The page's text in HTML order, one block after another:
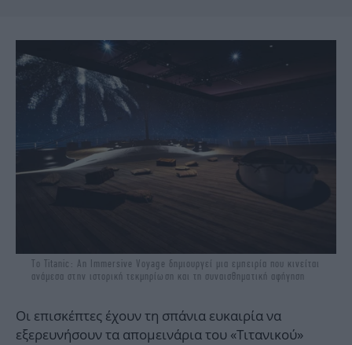
Το Titanic: An Immersive Voyage δημιουργεί μια εμπειρία που κινείται
ανάμεσα στην ιστορική τεκμηρίωση και τη συναισθηματική αφήγηση
Οι επισκέπτες έχουν τη σπάνια ευκαιρία να
εξερευνήσουν τα απομεινάρια του «Τιτανικού»